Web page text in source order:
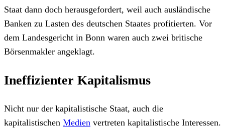
Staat dann doch herausgefordert, weil auch ausländische
Banken zu Lasten des deutschen Staates profitierten. Vor
dem Landesgericht in Bonn waren auch zwei britische
Börsenmakler angeklagt.
Ineffizienter Kapitalismus
Nicht nur der kapitalistische Staat, auch die
kapitalistischen Medien vertreten kapitalistische Interessen.